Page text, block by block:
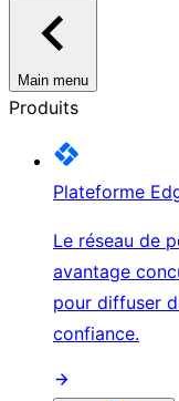
Main menu
Produits
Plateforme
Le réseau de
avantage
pour diffuser
confiance.